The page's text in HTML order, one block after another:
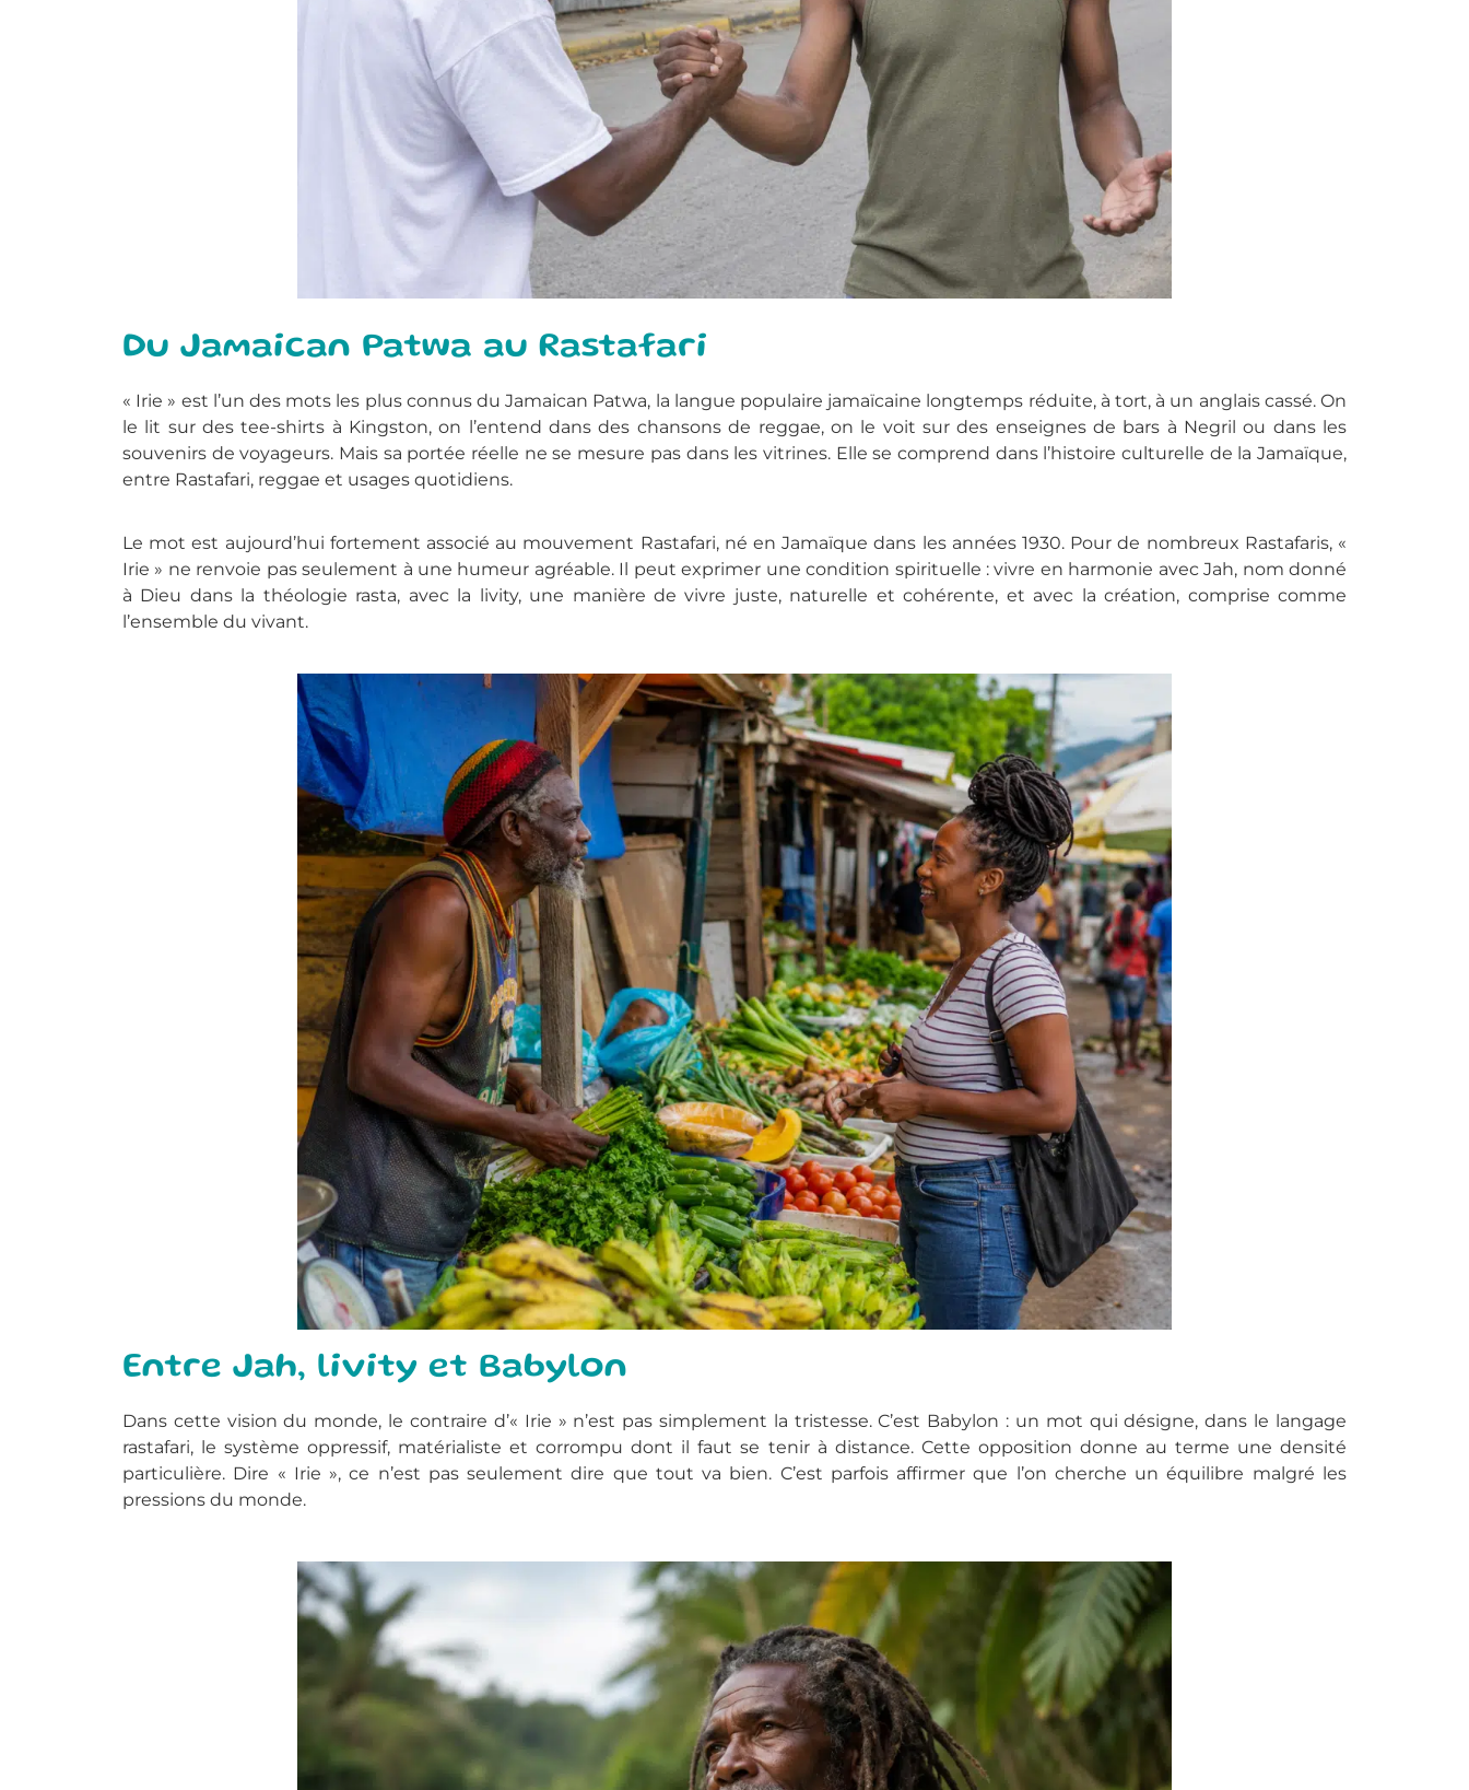
Du Jamaican Patwa au Rastafari
« Irie » est l’un des mots les plus connus du Jamaican Patwa, la langue populaire jamaïcaine longtemps réduite, à tort, à un anglais cassé. On
le lit sur des tee-shirts à Kingston, on l’entend dans des chansons de reggae, on le voit sur des enseignes de bars à Negril ou dans les
souvenirs de voyageurs. Mais sa portée réelle ne se mesure pas dans les vitrines. Elle se comprend dans l’histoire culturelle de la Jamaïque,
entre Rastafari, reggae et usages quotidiens.
Le mot est aujourd’hui fortement associé au mouvement Rastafari, né en Jamaïque dans les années 1930. Pour de nombreux Rastafaris, «
Irie » ne renvoie pas seulement à une humeur agréable. Il peut exprimer une condition spirituelle : vivre en harmonie avec Jah, nom donné
à Dieu dans la théologie rasta, avec la livity, une manière de vivre juste, naturelle et cohérente, et avec la création, comprise comme
l’ensemble du vivant.
Entre Jah, livity et Babylon
Dans cette vision du monde, le contraire d’« Irie » n’est pas simplement la tristesse. C’est Babylon : un mot qui désigne, dans le langage
rastafari, le système oppressif, matérialiste et corrompu dont il faut se tenir à distance. Cette opposition donne au terme une densité
particulière. Dire « Irie », ce n’est pas seulement dire que tout va bien. C’est parfois affirmer que l’on cherche un équilibre malgré les
pressions du monde.